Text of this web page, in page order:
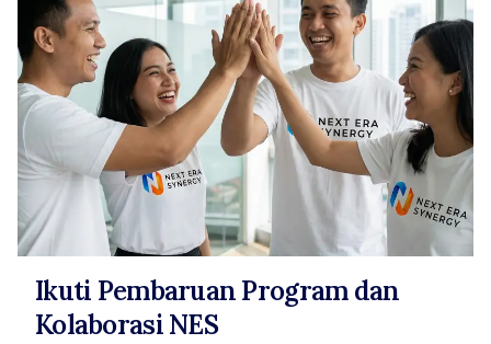
Ikuti Pembaruan Program dan
Kolaborasi NES